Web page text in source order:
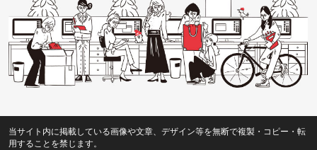
当サイト内に掲載している画像や文章、デザイン等を無断で複製・コピー・転
用することを禁じます。